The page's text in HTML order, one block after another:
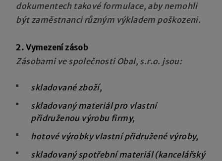
dokumentech takové formulace, aby nemohli
být zaměstnanci různým výkladem poškozeni.
2. Vymezení zásob
Zásobami ve společnosti Obal, s.r.o. jsou:
skladované zboží,
skladovaný materiál pro vlastní
přidruženou výrobu firmy,
hotové výrobky vlastní přidružené výroby,
skladovanýspotřební materiál (kancelářský